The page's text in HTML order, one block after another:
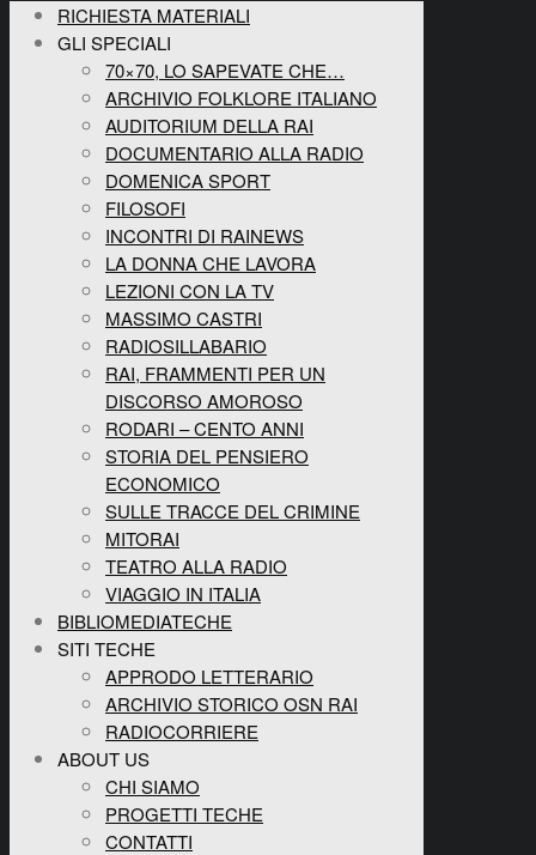
RICHIESTA MATERIALI
GLI SPECIALI
70×70, LO SAPEVATE CHE…
ARCHIVIO FOLKLORE ITALIANO
AUDITORIUM DELLA RAI
DOCUMENTARIO ALLA RADIO
DOMENICA SPORT
FILOSOFI
INCONTRI DI RAINEWS
LA DONNA CHE LAVORA
LEZIONI CON LA TV
MASSIMO CASTRI
RADIOSILLABARIO
RAI, FRAMMENTI PER UN
DISCORSO AMOROSO
RODARI – CENTO ANNI
STORIA DEL PENSIERO
ECONOMICO
SULLE TRACCE DEL CRIMINE
MITORAI
TEATRO ALLA RADIO
VIAGGIO IN ITALIA
BIBLIOMEDIATECHE
SITI TECHE
APPRODO LETTERARIO
ARCHIVIO STORICO OSN RAI
RADIOCORRIERE
ABOUT US
CHI SIAMO
PROGETTI TECHE
CONTATTI